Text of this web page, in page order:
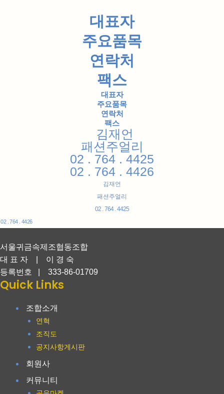
대표자
주요품목
연락처
팩스
대표자
주요품목
연락처
팩스
김재언
패션주얼리
02 . 764 . 4425
02 . 764 . 4426
김재언
패션주얼리
02 . 764 . 4425
02 . 764 . 4426
서울귀금속제조협동조합
대 표 자 | 이 경 숙
등록번호 | 333-86-01709
Quick Links
조합소개
연혁
조직도
공지사항게시판
회원사
커뮤니티